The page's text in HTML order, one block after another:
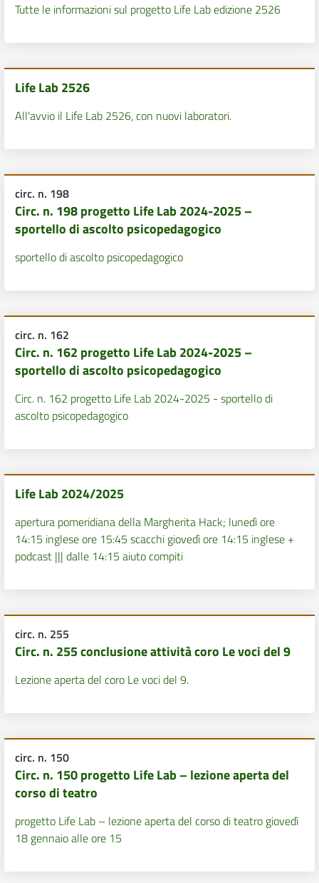
Tutte le informazioni sul progetto Life Lab edizione 2526
Life Lab 2526
All'avvio il Life Lab 2526, con nuovi laboratori.
circ. n. 198
Circ. n. 198 progetto Life Lab 2024-2025 –
sportello di ascolto psicopedagogico
sportello di ascolto psicopedagogico
circ. n. 162
Circ. n. 162 progetto Life Lab 2024-2025 –
sportello di ascolto psicopedagogico
Circ. n. 162 progetto Life Lab 2024-2025 - sportello di
ascolto psicopedagogico
Life Lab 2024/2025
apertura pomeridiana della Margherita Hack; lunedì ore
14:15 inglese ore 15:45 scacchi giovedì ore 14:15 inglese +
podcast ||| dalle 14:15 aiuto compiti
circ. n. 255
Circ. n. 255 conclusione attività coro Le voci del 9
Lezione aperta del coro Le voci del 9.
circ. n. 150
Circ. n. 150 progetto Life Lab – lezione aperta del
corso di teatro
progetto Life Lab – lezione aperta del corso di teatro giovedì
18 gennaio alle ore 15